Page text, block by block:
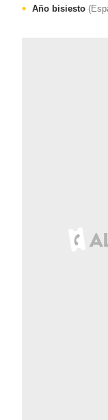
Año bisiesto